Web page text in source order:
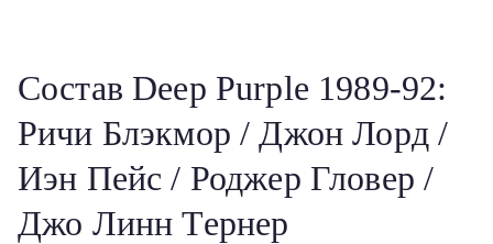
Состав Deep Purple 1989-92:
Ричи Блэкмор / Джон Лорд /
Иэн Пейс / Роджер Гловер /
Джо Линн Тернер